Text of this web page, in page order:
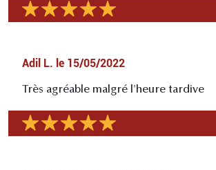
Adil L. le 15/05/2022
Très agréable malgré l'heure tardive